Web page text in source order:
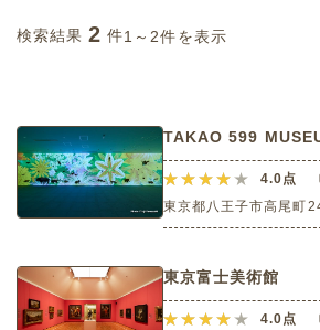
検索結果 2 件1～2件を表示
TAKAO 599
4.0点
東京都八王子市高尾町
東京富士美術館
4.0点